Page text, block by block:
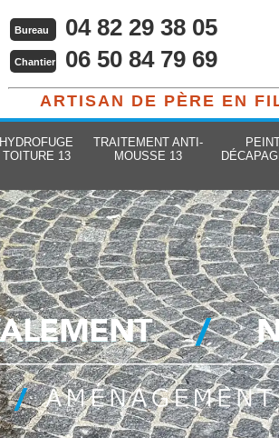
Bureau 04 82 29 38 05
Chantier 06 50 84 79 69
ARTISAN DE PÈRE EN
HYDROFUGE
TOITURE 13
TRAITEMENT ANTI-
MOUSSE 13